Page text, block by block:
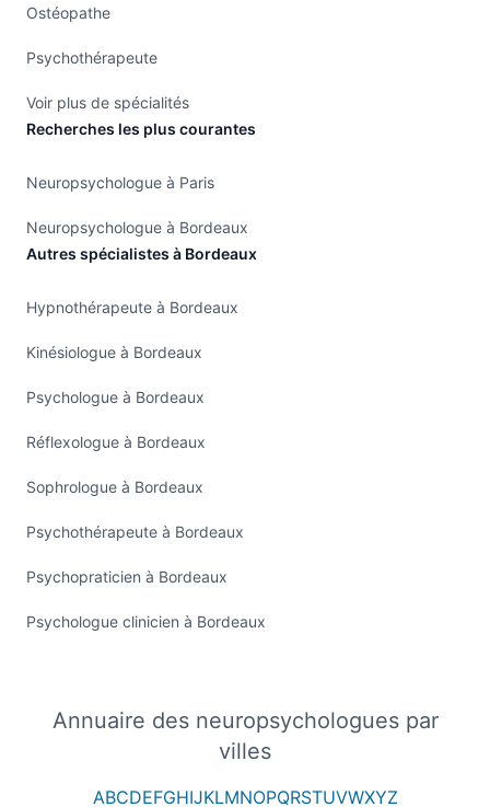
Ostéopathe
Psychothérapeute
Voir plus de spécialités
Recherches les plus courantes
Neuropsychologue à Paris
Neuropsychologue à Bordeaux
Autres spécialistes à Bordeaux
Hypnothérapeute à Bordeaux
Kinésiologue à Bordeaux
Psychologue à Bordeaux
Réflexologue à Bordeaux
Sophrologue à Bordeaux
Psychothérapeute à Bordeaux
Psychopraticien à Bordeaux
Psychologue clinicien à Bordeaux
Annuaire des neuropsychologues par
villes
ABCDEFGHIJKLMNOPQRSTUVWXYZ